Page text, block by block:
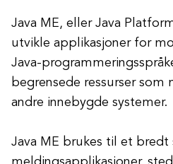
Java ME, eller Java
utvikle applikasjoner for
Java-
begrensede ressurser
andre innebygde systemer.
Java ME brukes til et